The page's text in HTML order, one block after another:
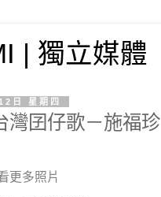
| 獨立媒體
日 星期四
灣囝仔歌－施福珍
更多照片